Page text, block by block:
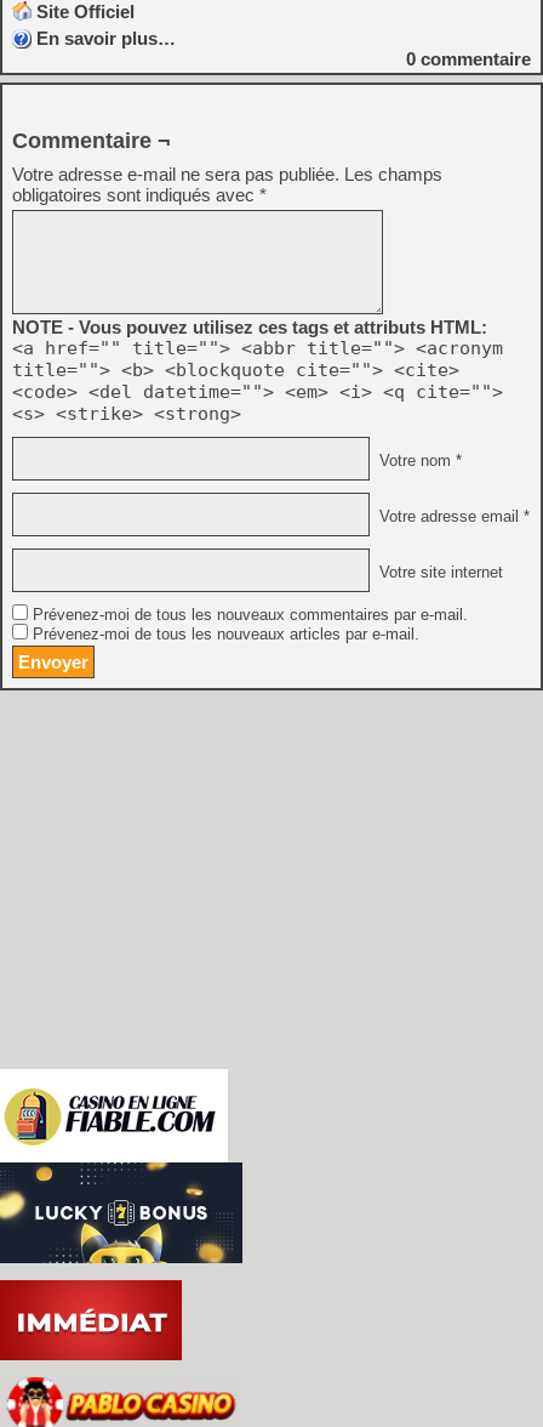
Site Officiel
En savoir plus…
0 commentaire
Commentaire ¬
Votre adresse e-mail ne sera pas publiée. Les champs
obligatoires sont indiqués avec *
NOTE - Vous pouvez utilisez ces tags et attributs HTML:
<a href="" title=""> <abbr title=""> <acronym
title=""> <b> <blockquote cite=""> <cite>
<code> <del datetime=""> <em> <i> <q cite="">
<s> <strike> <strong>
Votre nom *
Votre adresse email *
Votre site internet
Prévenez-moi de tous les nouveaux commentaires par e-mail.
Prévenez-moi de tous les nouveaux articles par e-mail.